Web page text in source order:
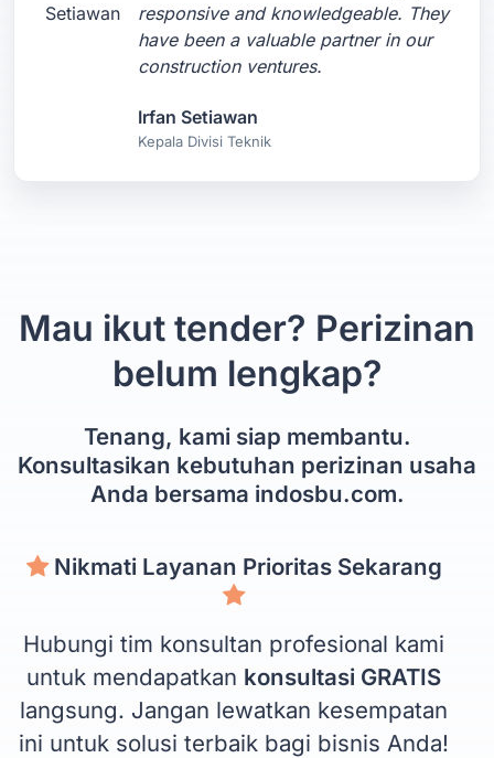
responsive and knowledgeable. They
have been a valuable partner in our
construction ventures.
Irfan Setiawan
Kepala Divisi Teknik
Mau ikut tender? Perizinan
belum lengkap?
Tenang, kami siap membantu.
Konsultasikan kebutuhan perizinan usaha
Anda bersama indosbu.com.
Nikmati Layanan Prioritas Sekarang
Hubungi tim konsultan profesional kami
untuk mendapatkan konsultasi GRATIS
langsung. Jangan lewatkan kesempatan
ini untuk solusi terbaik bagi bisnis Anda!